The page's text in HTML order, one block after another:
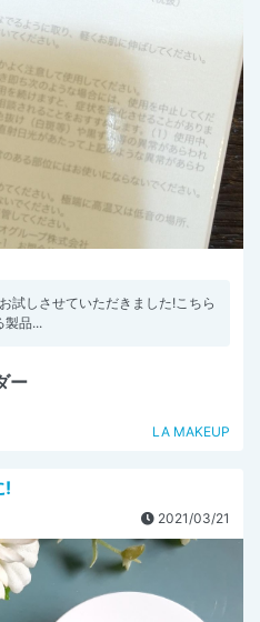
試しさせていただきました!こちら
製品...
ー
LA MAKEUP
!
2021/03/21